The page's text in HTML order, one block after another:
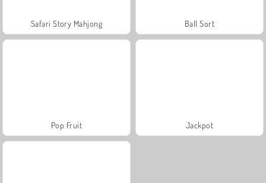
Safari Story Mahjong Ball Sort
Pop Fruit Jackpot